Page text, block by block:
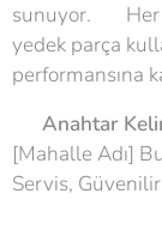
sunuyor. 🏠
yedek parça
performansına
Anahtar
[Mahalle Adı]
Servis,